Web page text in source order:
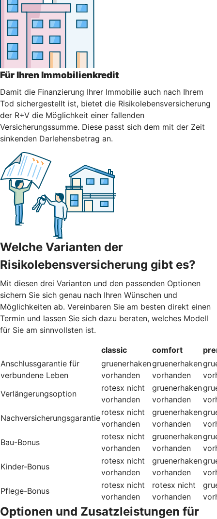
Für Ihren Immobilienkredit
Damit die Finanzierung Ihrer Immobilie auch nach Ihrem
Tod sichergestellt ist, bietet die Risikolebensversicherung
der R+V die Möglichkeit einer fallenden
Versicherungssumme. Diese passt sich dem mit der Zeit
sinkenden Darlehensbetrag an.
Welche Varianten der
Risikolebensversicherung gibt es?
Mit diesen drei Varianten und den passenden Optionen
sichern Sie sich genau nach Ihren Wünschen und
Möglichkeiten ab. Vereinbaren Sie am besten direkt einen
Termin und lassen Sie sich dazu beraten, welches Modell
für Sie am sinnvollsten ist.
classic comfort
Anschlussgarantie für
verbundene Leben
gruenerhaken
vorhanden
gruenerhaken
vorhanden
Verlängerungsoption
rotesx nicht
vorhanden
gruenerhaken
vorhanden
Nachversicherungsgarantie
rotesx nicht
vorhanden
gruenerhaken
vorhanden
Bau-Bonus
rotesx nicht
vorhanden
gruenerhaken
vorhanden
Kinder-Bonus
rotesx nicht
vorhanden
gruenerhaken
vorhanden
Pflege-Bonus
rotesx nicht
vorhanden
rotesx nicht
vorhanden
Optionen und Zusatzleistungen für